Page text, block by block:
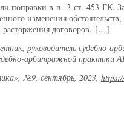
поправки в п. 3 ст. 453 ГК.
изменения
договоров. […]
руководитель
арбитражной
№9, сентябрь, 2023,